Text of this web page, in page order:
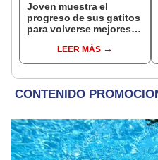
Joven muestra el
progreso de sus gatitos
para volverse mejores
LEER MÁS